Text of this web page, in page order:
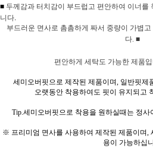
■ 두께감과 터치감이 부드럽고 편안하여 이너를
니다.
부드러운 면사로 촘촘하게 짜서 중량이 가볍
다. ■
편안하게 세탁도 가능한 제품
세미오버핏으로 제작된 제품이며, 일반핏제
오랫동안 착용하여도 핏이 유지되고
Tip.세미오버핏으로 착용을 원하실때는 정
※ 프리미엄 면사를 사용하여 제작된 제품이며,
용이 가능하십